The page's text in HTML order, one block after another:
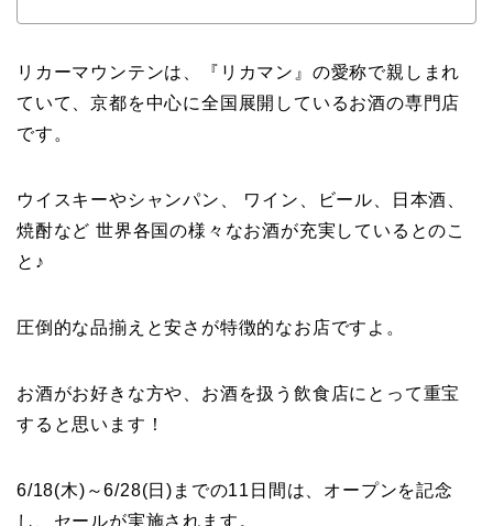
リカーマウンテンは、『リカマン』の愛称で親しまれ
ていて、京都を中心に全国展開しているお酒の専門店
です。
ウイスキーやシャンパン、 ワイン、ビール、日本酒、
焼酎など 世界各国の様々なお酒が充実しているとのこ
と♪
圧倒的な品揃えと安さが特徴的なお店ですよ。
お酒がお好きな方や、お酒を扱う飲食店にとって重宝
すると思います！
6/18(木)～6/28(日)までの11日間は、オープンを記念
し、セールが実施されます。